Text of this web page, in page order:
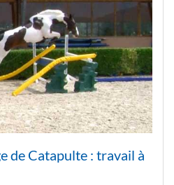
de Catapulte : travail à